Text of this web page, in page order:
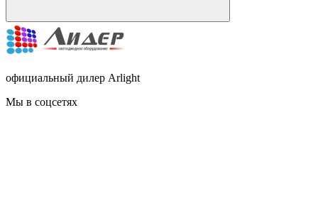
официальный дилер Arlight
Мы в соцсетях